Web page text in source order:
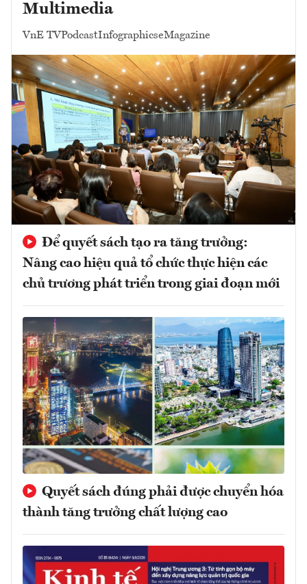
Multimedia
VnE TVPodcastInfographicseMagazine
Để quyết sách tạo ra tăng trưởng:
Nâng cao hiệu quả tổ chức thực hiện các
chủ trương phát triển trong giai đoạn mới
Quyết sách đúng phải được chuyển hóa
thành tăng trưởng chất lượng cao